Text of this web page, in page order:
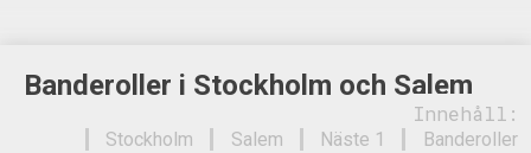
Banderoller i Stockholm och Salem
Innehåll:
Banderoller
Näste 1
Salem
Stockholm